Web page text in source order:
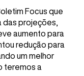
Focus que
projeções,
aumento para
redução para
um melhor
teremos a